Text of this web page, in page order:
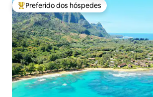
Entre os melhores preferidos dos hóspedes
Preferido dos hóspedes